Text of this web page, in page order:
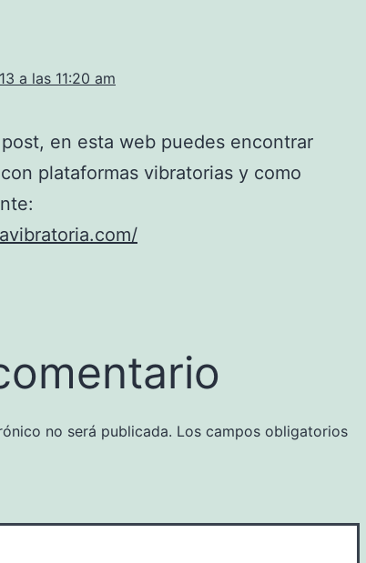
a las 11:20 am
en esta web puedes encontrar
plataformas vibratorias y como
no será publicada. Los campos obligatorios